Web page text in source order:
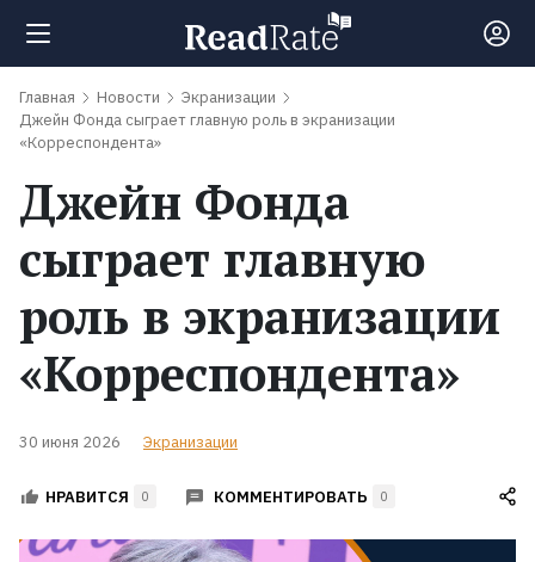
Поиск
Новости
Рейтинги
Книги
Коллекции
Главная Новости
Экранизации
Джейн Фонда сыграет главную роль в экранизации
«Корреспондента»
Джейн Фонда
сыграет главную
роль в экранизации
«Корреспондента»
30 июня 2026 Экранизации
НРАВИТСЯ 0 КОММЕНТИРОВАТЬ 0